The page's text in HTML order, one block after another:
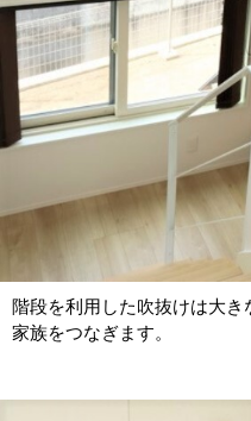
階段を利用した吹抜けは大
家族をつなぎます。